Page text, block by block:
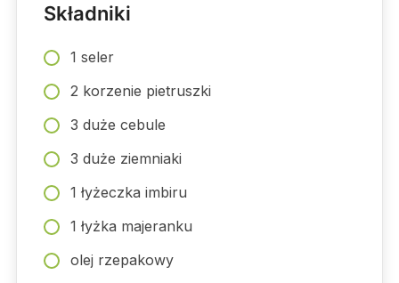
Składniki
1 seler
2 korzenie pietruszki
3 duże cebule
3 duże ziemniaki
1 łyżeczka imbiru
1 łyżka majeranku
olej rzepakowy